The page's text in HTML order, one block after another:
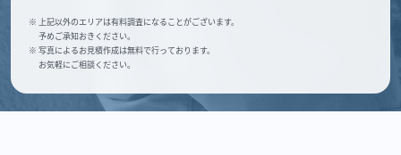
※ 上記以外のエリアは有料調査になることがございます。
予めご承知おきください。
※ 写真によるお見積作成は無料で行っております。
お気軽にご相談ください。